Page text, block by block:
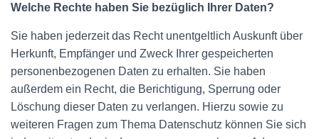
Welche Rechte haben Sie bezüglich Ihrer Daten?
Sie haben jederzeit das Recht unentgeltlich Auskunft über
Herkunft, Empfänger und Zweck Ihrer gespeicherten
personenbezogenen Daten zu erhalten. Sie haben
außerdem ein Recht, die Berichtigung, Sperrung oder
Löschung dieser Daten zu verlangen. Hierzu sowie zu
weiteren Fragen zum Thema Datenschutz können Sie sich